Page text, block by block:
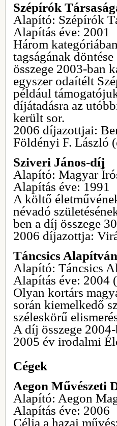
Szépírók
Alapító: Szépírók
Alapítás éve: 2001
Három
tagságának
összege 2003-ban
egyszer odaítélt
például
díjátadásra az
került sor.
2006 díjazottjai:
Földényi F. László
Sziveri János-díj
Alapító: Magyar
Alapítás éve: 1991
A költő
névadó
ben a díj összege
2006 díjazottja:
Táncsics
Alapító: Táncsics
Alapítás éve: 2004
Olyan kortárs
során kiemelkedő
széleskörű
A díj összege
2005 év irodalmi
Cégek
Aegon Művészeti
Alapító: Aegon
Alapítás éve: 2006
Célja a hazai